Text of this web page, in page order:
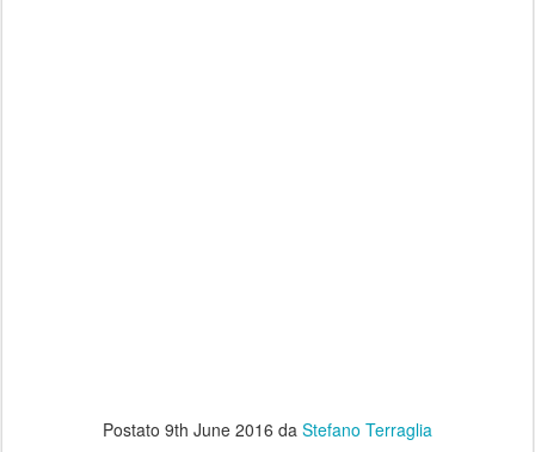
Postato 9th June 2016 da Stefano Terraglia